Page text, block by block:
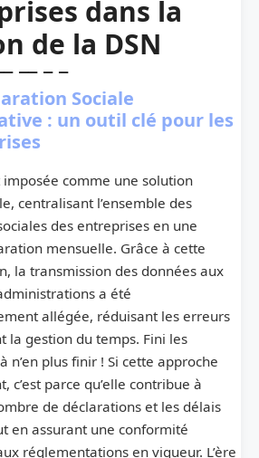
dans la
de la DSN
Sociale
: un outil clé pour les
imposée comme une solution
centralisant l’ensemble des
des entreprises en une
mensuelle. Grâce à cette
la transmission des données aux
a été
allégée, réduisant les erreurs
la gestion du temps. Fini les
n’en plus finir ! Si cette approche
c’est parce qu’elle contribue à
de déclarations et les délais
en assurant une conformité
réglementations en vigueur. L’ère